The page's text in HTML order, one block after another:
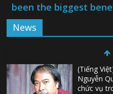
been the biggest
News
(Tiếng
Nguyễn
chức vụ